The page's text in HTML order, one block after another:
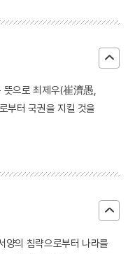
뜻으로 최제우(崔濟愚,
부터 국권을 지킬 것을
양의 침략으로부터 나라를